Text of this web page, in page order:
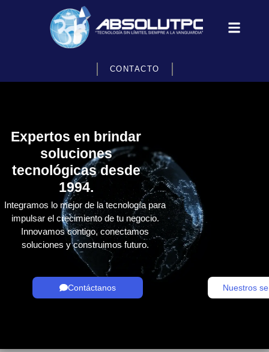
CONTACTO
Expertos en brindar
soluciones
tecnológicas desde
1994.
Integramos lo mejor de la tecnología para
impulsar el crecimiento de tu negocio.
Innovamos contigo, conectamos
soluciones y construimos futuro.
Contáctanos Nuestros